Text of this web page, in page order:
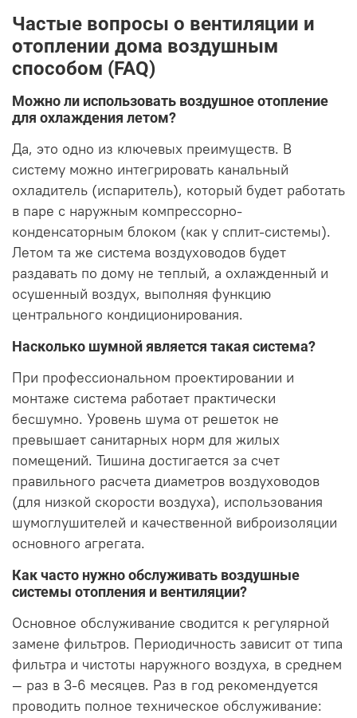
Частые вопросы о вентиляции и
отоплении дома воздушным
способом (FAQ)
Можно ли использовать воздушное отопление
для охлаждения летом?
Да, это одно из ключевых преимуществ. В
систему можно интегрировать канальный
охладитель (испаритель), который будет работать
в паре с наружным компрессорно-
конденсаторным блоком (как у сплит-системы).
Летом та же система воздуховодов будет
раздавать по дому не теплый, а охлажденный и
осушенный воздух, выполняя функцию
центрального кондиционирования.
Насколько шумной является такая система?
При профессиональном проектировании и
монтаже система работает практически
бесшумно. Уровень шума от решеток не
превышает санитарных норм для жилых
помещений. Тишина достигается за счет
правильного расчета диаметров воздуховодов
(для низкой скорости воздуха), использования
шумоглушителей и качественной виброизоляции
основного агрегата.
Как часто нужно обслуживать воздушные
системы отопления и вентиляции?
Основное обслуживание сводится к регулярной
замене фильтров. Периодичность зависит от типа
фильтра и чистоты наружного воздуха, в среднем
— раз в 3-6 месяцев. Раз в год рекомендуется
проводить полное техническое обслуживание: